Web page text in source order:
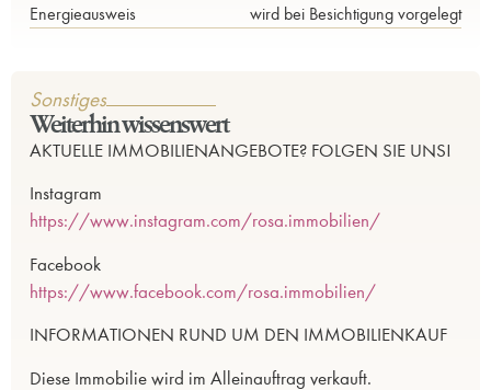
Energieausweis wird bei Besichtigung vorgelegt
Sonstiges
Weiterhin wissenswert
AKTUELLE IMMOBILIENANGEBOTE? FOLGEN SIE UNS!
Instagram
https://www.instagram.com/rosa.immobilien/
Facebook
https://www.facebook.com/rosa.immobilien/
INFORMATIONEN RUND UM DEN IMMOBILIENKAUF
Diese Immobilie wird im Alleinauftrag verkauft.